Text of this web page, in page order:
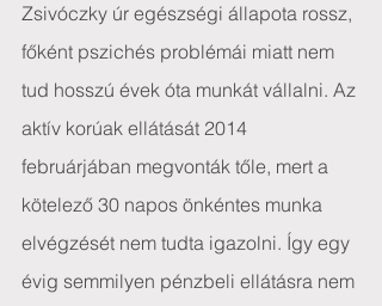
Zsivóczky úr egészségi állapota rossz,
főként pszichés problémái miatt nem
tud hosszú évek óta munkát vállalni. Az
aktív korúak ellátását 2014
februárjában megvonták tőle, mert a
kötelező 30 napos önkéntes munka
elvégzését nem tudta igazolni. Így egy
évig semmilyen pénzbeli ellátásra nem